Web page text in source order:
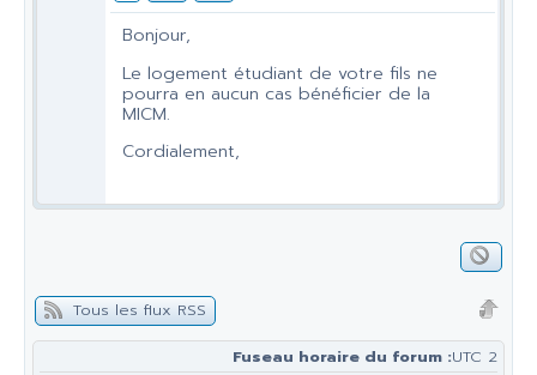
Bonjour,
Le logement étudiant de votre fils ne
pourra en aucun cas bénéficier de la
MICM.
Cordialement,
Tous les flux RSS
Fuseau horaire du forum :UTC 2